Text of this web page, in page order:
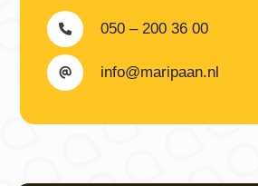
050 – 200 36 00
info@maripaan.nl